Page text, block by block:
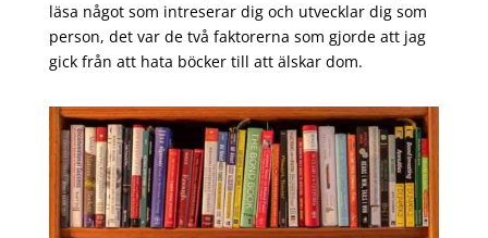
läsa något som intreserar dig och utvecklar dig som
person, det var de två faktorerna som gjorde att jag
gick från att hata böcker till att älskar dom.